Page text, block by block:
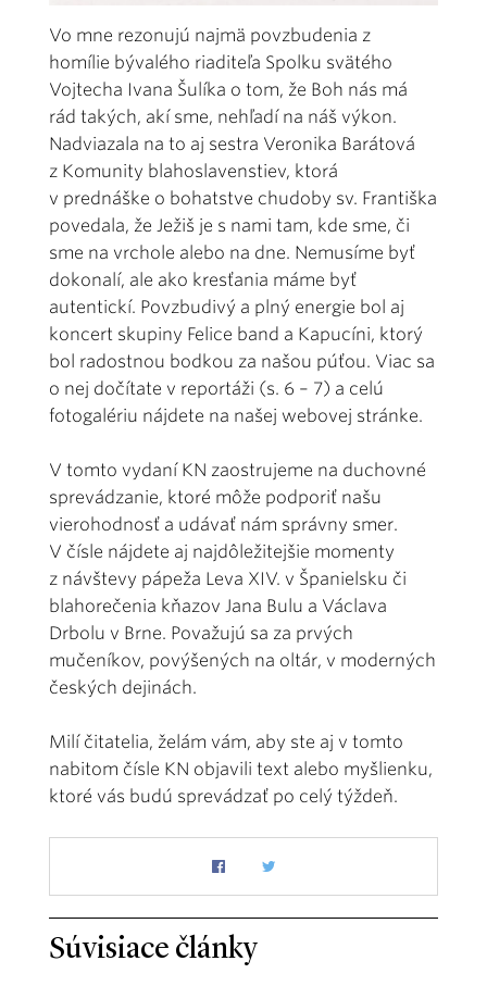
Vo mne rezonujú najmä povzbudenia z
homílie bývalého riaditeľa Spolku svätého
Vojtecha Ivana Šulíka o tom, že Boh nás má
rád takých, akí sme, nehľadí na náš výkon.
Nadviazala na to aj sestra Veronika Barátová
z Komunity blahoslavenstiev, ktorá
v prednáške o bohatstve chudoby sv. Františka
povedala, že Ježiš je s nami tam, kde sme, či
sme na vrchole alebo na dne. Nemusíme byť
dokonalí, ale ako kresťania máme byť
autentickí. Povzbudivý a plný energie bol aj
koncert skupiny Felice band a Kapucíni, ktorý
bol radostnou bodkou za našou púťou. Viac sa
o nej dočítate v reportáži (s. 6 – 7) a celú
fotogalériu nájdete na našej webovej stránke.
V tomto vydaní KN zaostrujeme na duchovné
sprevádzanie, ktoré môže podporiť našu
vierohodnosť a udávať nám správny smer.
V čísle nájdete aj najdôležitejšie momenty
z návštevy pápeža Leva XIV. v Španielsku či
blahorečenia kňazov Jana Bulu a Václava
Drbolu v Brne. Považujú sa za prvých
mučeníkov, povýšených na oltár, v moderných
českých dejinách.
Milí čitatelia, želám vám, aby ste aj v tomto
nabitom čísle KN objavili text alebo myšlienku,
ktoré vás budú sprevádzať po celý týždeň.
Súvisiace články